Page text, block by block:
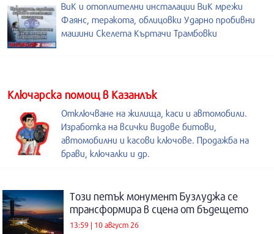
ВиК и отоплителни инсталации ВиК мрежи
Фаянс, теракота, облицовки Ударно пробивни
машини Скелета Къртачи Трамбовки
Kлючарска помощ в Казанлък
Отключване на жилища, каси и автомобили.
Изработка на всички видове битови,
автомобилни и касови ключове. Продажба на
брави, ключалки и др.
Този петък монумент Бузлуджа се
трансформира в сцена от бъдещето
13:59 | 10 август 26